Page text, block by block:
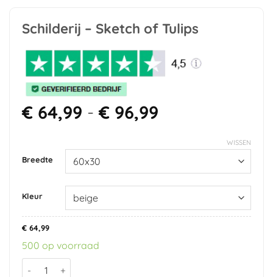
Schilderij – Sketch of Tulips
€64,99 - €96,99Prijsklasse:
tot
Breedte
Kleur
WISSEN
€64,99
500 op voorraad
Schilderij - Sketch of Tulips aantal